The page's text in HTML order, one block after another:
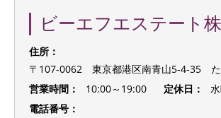
ビーエフエステート
住所：
〒107-0062 東京都港区南青山5-4-35 た
営業時間：
10:00～19:00 定休日：
電話番号：